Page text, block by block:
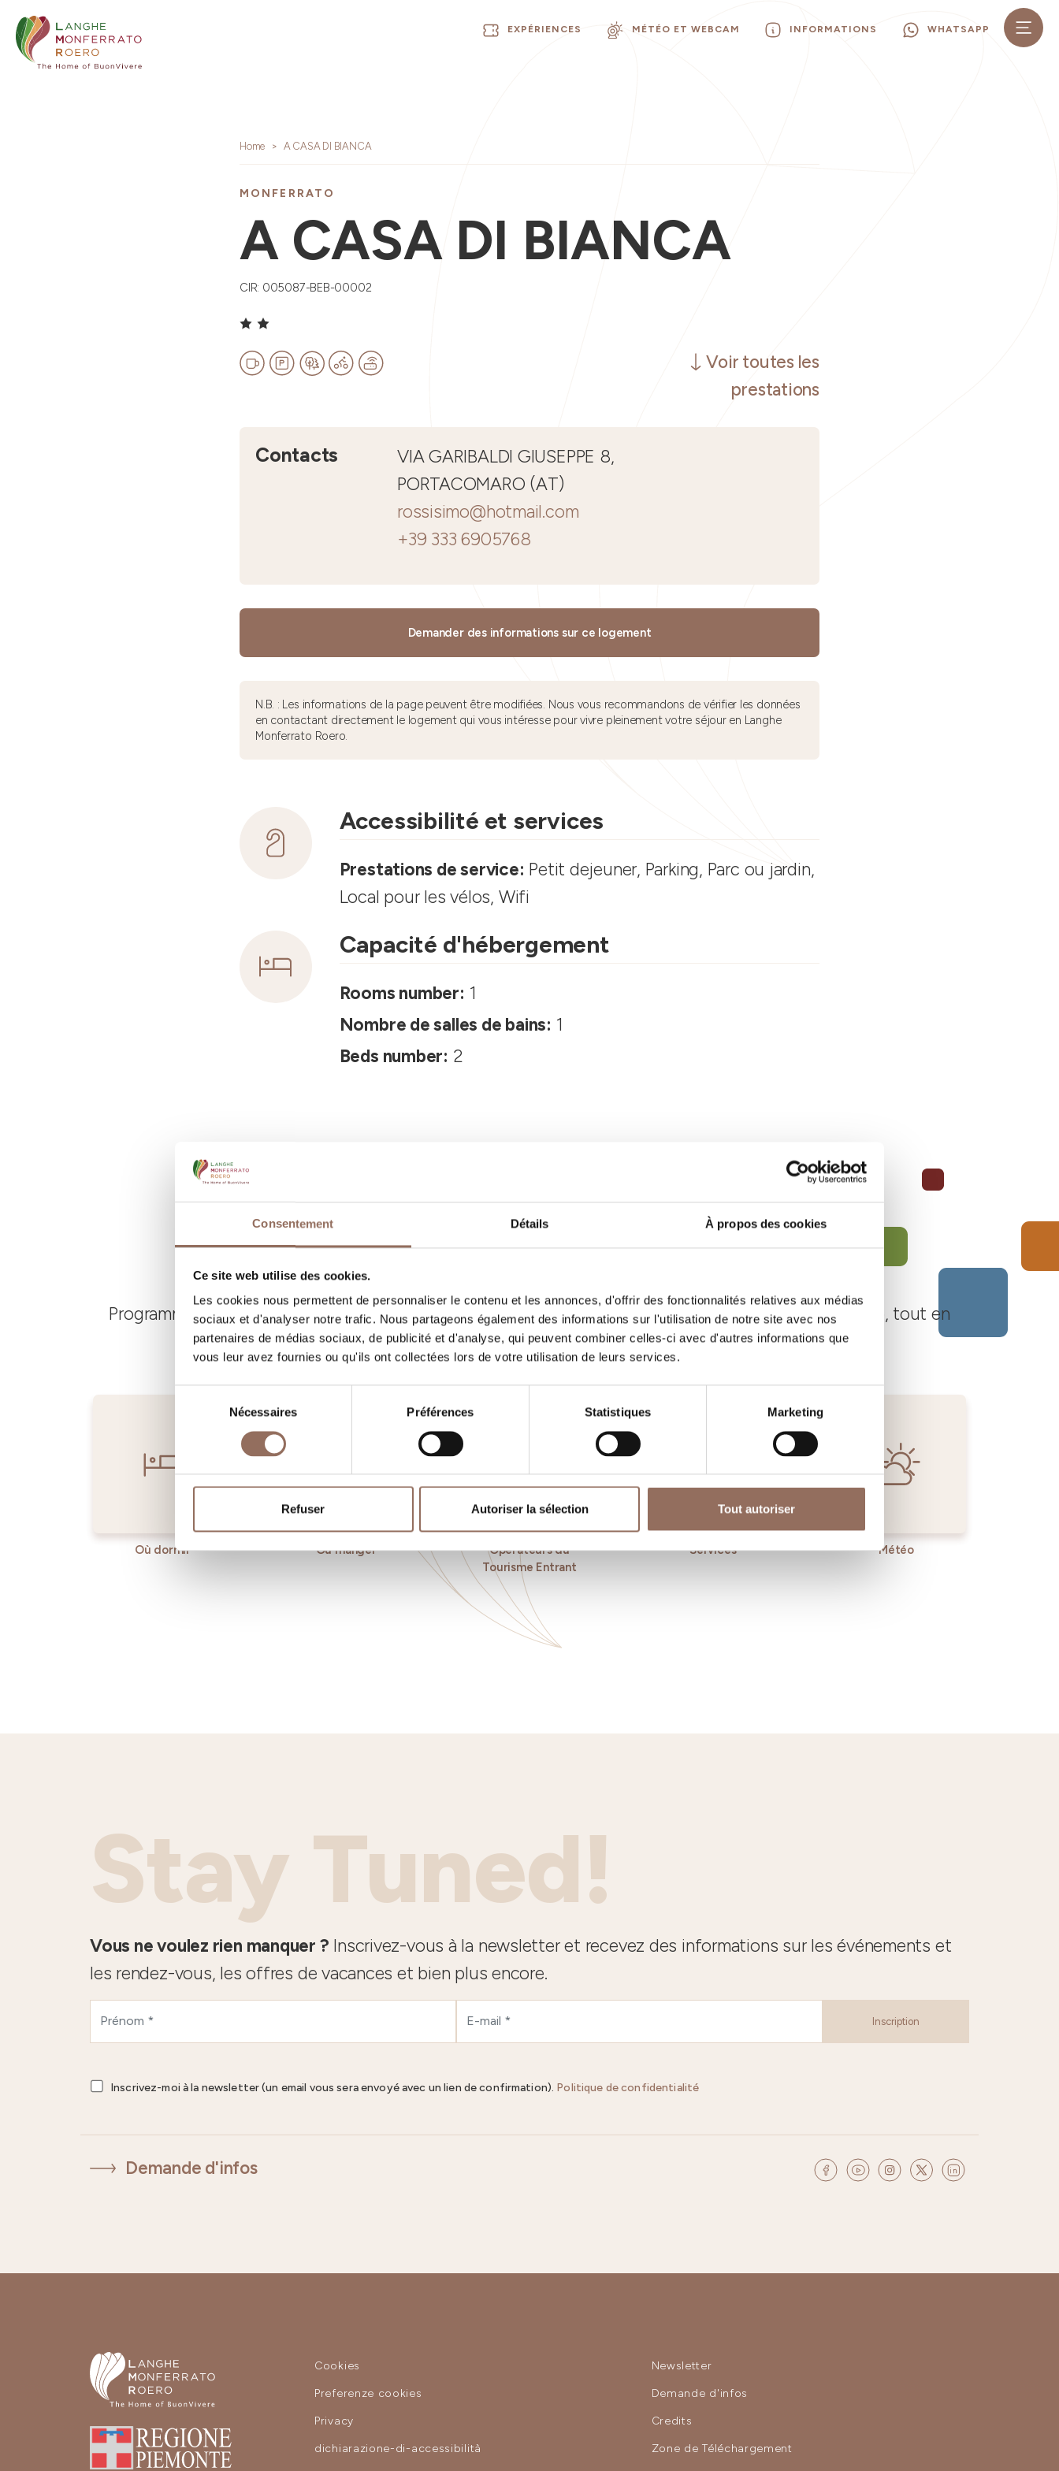
Consentement Détails À propos des cookies
Ce site web utilise des cookies.
Les cookies nous permettent de personnaliser le contenu et les annonces, d'offrir des fonctionnalités relatives aux médias
sociaux et d'analyser notre trafic. Nous partageons également des informations sur l'utilisation de notre site avec nos
partenaires de médias sociaux, de publicité et d'analyse, qui peuvent combiner celles-ci avec d'autres informations que
vous leur avez fournies ou qu'ils ont collectées lors de votre utilisation de leurs services.
consentement
Nécessaires Préférences Statistiques Marketing
Refuser Autoriser la sélection Tout autoriser
EXPÉRIENCES MÉTÉO ET WEBCAM INFORMATIONS WHATSAPP
Home A CASA DI BIANCA
MONFERRATO
A CASA DI BIANCA
CIR: 005087-BEB-00002
Voir toutes les
prestations
Contacts
VIA GARIBALDI GIUSEPPE 8,
PORTACOMARO (AT)
rossisimo@hotmail.com
+39 333 6905768
Demander des informations sur ce logement
N.B. : Les informations de la page peuvent être modifiées. Nous vous recommandons de vérifier les données
en contactant directement le logement qui vous intéresse pour vivre pleinement votre séjour en Langhe
Monferrato Roero.
Accessibilité et services
Prestations de service: Petit dejeuner, Parking, Parc ou jardin,
Local pour les vélos, Wifi
Capacité d'hébergement
Rooms number: 1
Nombre de salles de bains: 1
Beds number: 2
Programmez où dormir, où manger, quoi faire et visiter dans chaque coin de Langhe Monferrato Roero, tout en
gardant un œil sur la météo en temps réel
Où dormir Où manger
Operateurs du
Tourisme Entrant
Services Météo
Stay Tuned!
Vous ne voulez rien manquer ? Inscrivez-vous à la newsletter et recevez des informations sur les événements et
les rendez-vous, les offres de vacances et bien plus encore.
Inscription
Inscrivez-moi à la newsletter (un email vous sera envoyé avec un lien de confirmation). Politique de confidentialité
Demande d'infos
Cookies
Preferenze cookies
Privacy
dichiarazione-di-accessibilità
Newsletter
Demande d'infos
Credits
Zone de Téléchargement